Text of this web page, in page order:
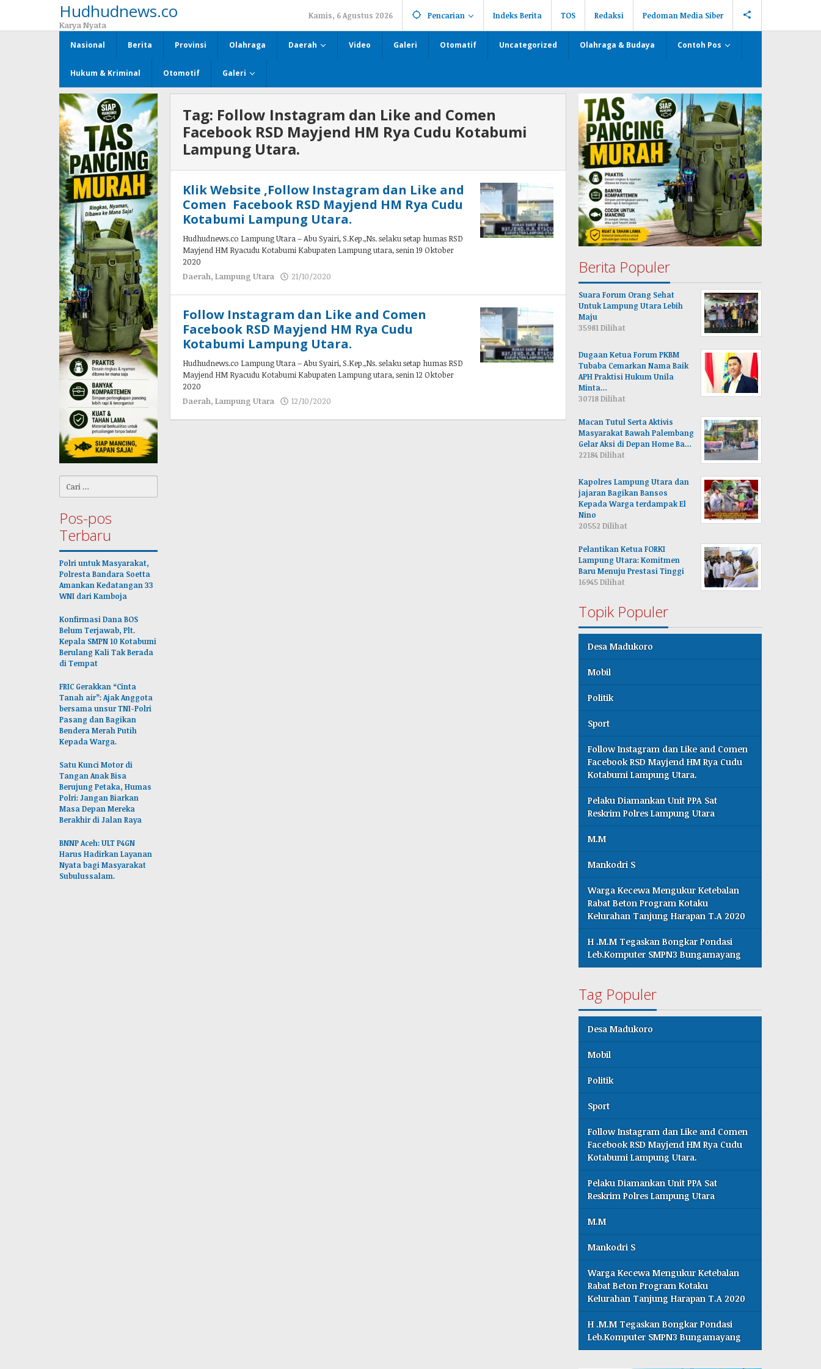
Hudhudnews.co
Karya Nyata
Kamis, 6 Agustus 2026 Pencarian Indeks Berita TOS Redaksi Pedoman Media Siber
Nasional Berita Provinsi Olahraga Daerah Video Galeri Otomatif Uncategorized Olahraga & Budaya Contoh Pos
Hukum & Kriminal Otomotif Galeri
untuk:
Pos-pos
Terbaru
Polri untuk Masyarakat,
Polresta Bandara Soetta
Amankan Kedatangan 33
WNI dari Kamboja
Konfirmasi Dana BOS
Belum Terjawab, Plt.
Kepala SMPN 10 Kotabumi
Berulang Kali Tak Berada
di Tempat
FRIC Gerakkan “Cinta
Tanah air”: Ajak Anggota
bersama unsur TNI-Polri
Pasang dan Bagikan
Bendera Merah Putih
Kepada Warga.
Satu Kunci Motor di
Tangan Anak Bisa
Berujung Petaka, Humas
Polri: Jangan Biarkan
Masa Depan Mereka
Berakhir di Jalan Raya
BNNP Aceh: ULT P4GN
Harus Hadirkan Layanan
Nyata bagi Masyarakat
Subulussalam.
Tag: Follow Instagram dan Like and Comen
Facebook RSD Mayjend HM Rya Cudu Kotabumi
Lampung Utara.
Klik Website ,Follow Instagram dan Like and
Comen Facebook RSD Mayjend HM Rya Cudu
Kotabumi Lampung Utara.
Hudhudnews.co Lampung Utara – Abu Syairi, S.Kep.,Ns. selaku setap humas RSD
Mayjend HM Ryacudu Kotabumi Kabupaten Lampung utara, senin 19 Oktober
2020
Daerah,Lampung Utara 21/10/2020
Follow Instagram dan Like and Comen
Facebook RSD Mayjend HM Rya Cudu
Kotabumi Lampung Utara.
Hudhudnews.co Lampung Utara – Abu Syairi, S.Kep.,Ns. selaku setap humas RSD
Mayjend HM Ryacudu Kotabumi Kabupaten Lampung utara, senin 12 Oktober
2020
Daerah,Lampung Utara 12/10/2020
Berita Populer
Suara Forum Orang Sehat
Untuk Lampung Utara Lebih
Maju
35981 Dilihat
Dugaan Ketua Forum PKBM
Tubaba Cemarkan Nama Baik
APH Praktisi Hukum Unila
Minta…
30718 Dilihat
Macan Tutul Serta Aktivis
Masyarakat Bawah Palembang
Gelar Aksi di Depan Home Ba…
22184 Dilihat
Kapolres Lampung Utara dan
jajaran Bagikan Bansos
Kepada Warga terdampak El
Nino
20552 Dilihat
Pelantikan Ketua FORKI
Lampung Utara: Komitmen
Baru Menuju Prestasi Tinggi
16945 Dilihat
Topik Populer
Desa Madukoro
Mobil
Politik
Sport
Follow Instagram dan Like and Comen
Facebook RSD Mayjend HM Rya Cudu
Kotabumi Lampung Utara.
Pelaku Diamankan Unit PPA Sat
Reskrim Polres Lampung Utara
M.M
Mankodri S
Warga Kecewa Mengukur Ketebalan
Rabat Beton Program Kotaku
Kelurahan Tanjung Harapan T.A 2020
H .M.M Tegaskan Bongkar Pondasi
Leb.Komputer SMPN3 Bungamayang
Tag Populer
Desa Madukoro
Mobil
Politik
Sport
Follow Instagram dan Like and Comen
Facebook RSD Mayjend HM Rya Cudu
Kotabumi Lampung Utara.
Pelaku Diamankan Unit PPA Sat
Reskrim Polres Lampung Utara
M.M
Mankodri S
Warga Kecewa Mengukur Ketebalan
Rabat Beton Program Kotaku
Kelurahan Tanjung Harapan T.A 2020
H .M.M Tegaskan Bongkar Pondasi
Leb.Komputer SMPN3 Bungamayang